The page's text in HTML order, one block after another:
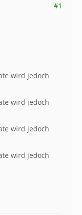
#1
wird jedoch
wird jedoch
wird jedoch
wird jedoch